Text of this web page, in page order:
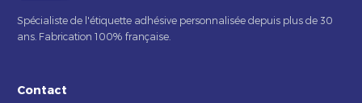
Spécialiste de l'étiquette adhésive personnalisée depuis plus de 30
ans. Fabrication 100% française.
Contact